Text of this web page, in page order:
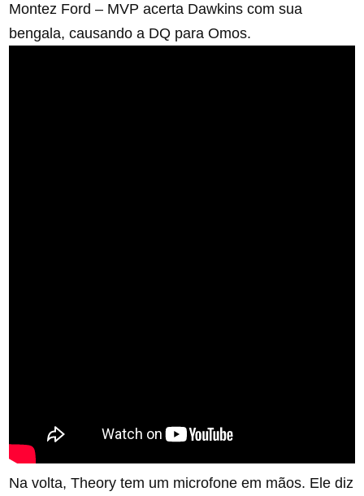
Montez Ford – MVP acerta Dawkins com sua
bengala, causando a DQ para Omos.
Na volta, Theory tem um microfone em mãos. Ele diz